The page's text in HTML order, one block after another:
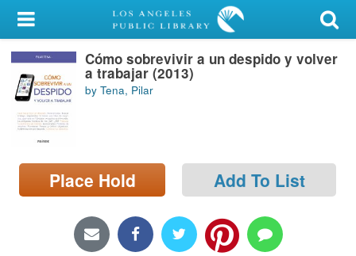
My Account
Library Card
Sign In
Search
Locations/Hours (external
page)
Cómo sobrevivir a un despido y volver
a trabajar (2013)
by Tena, Pilar
Place Hold Add To List